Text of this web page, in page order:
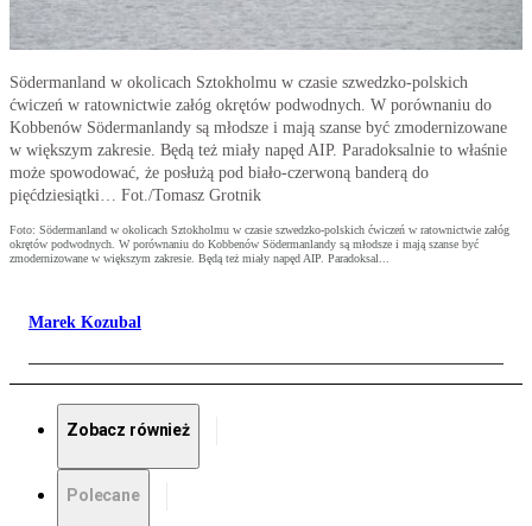
Södermanland w okolicach Sztokholmu w czasie szwedzko-polskich
ćwiczeń w ratownictwie załóg okrętów podwodnych. W porównaniu do
Kobbenów Södermanlandy są młodsze i mają szanse być zmodernizowane
w większym zakresie. Będą też miały napęd AIP. Paradoksalnie to właśnie
może spowodować, że posłużą pod biało-czerwoną banderą do
pięćdziesiątki… Fot./Tomasz Grotnik
Foto: Södermanland w okolicach Sztokholmu w czasie szwedzko-polskich ćwiczeń w ratownictwie załóg
okrętów podwodnych. W porównaniu do Kobbenów Södermanlandy są młodsze i mają szanse być
zmodernizowane w większym zakresie. Będą też miały napęd AIP. Paradoksal...
Marek Kozubal
Zobacz również
Polecane